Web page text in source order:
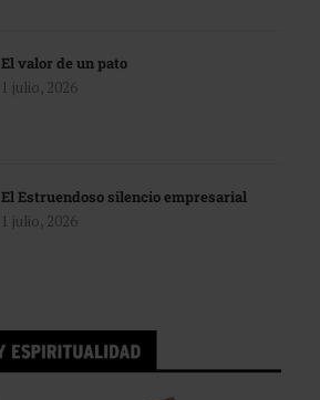
El valor de un pato
1 julio, 2026
El Estruendoso silencio empresarial
1 julio, 2026